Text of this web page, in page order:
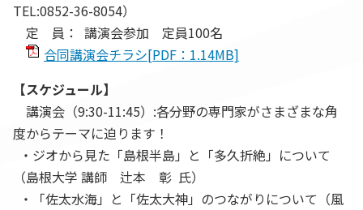
TEL:0852-36-8054）
定 員： 講演会参加 定員100名
合同講演会チラシ[PDF：1.14MB]
【スケジュール】
講演会（9:30-11:45）:各分野の専門家がさまざまな角
度からテーマに迫ります！
・ジオから見た「島根半島」と「多久折絶」について
（島根大学 講師 辻本 彰 氏）
・「佐太水海」と「佐太大神」のつながりについて（風